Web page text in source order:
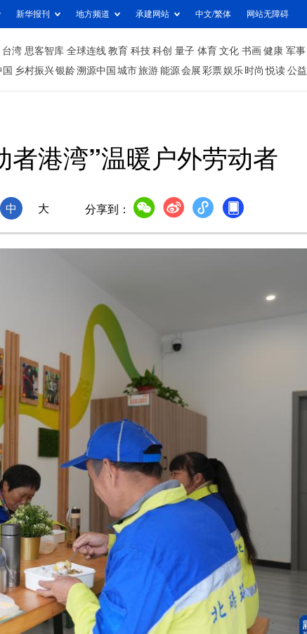
新华报刊 地方频道 承建网站 中文/繁体 网站无障碍
台湾 思客智库 全球连线 教育 科技 科创 量子 体育 文化 书画 健康 军事
乡村振兴银龄溯源中国 城市旅游 能源 会展 彩票娱乐 时尚 悦读 公益
者港湾”温暖户外劳动者
中 大 分享到：